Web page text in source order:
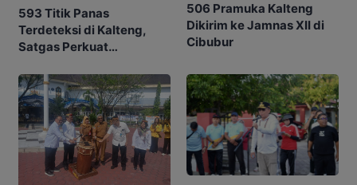
593 Titik Panas
Terdeteksi di Kalteng,
Satgas Perkuat
506 Pramuka Kalteng
Dikirim ke Jamnas XII di
Cibubur